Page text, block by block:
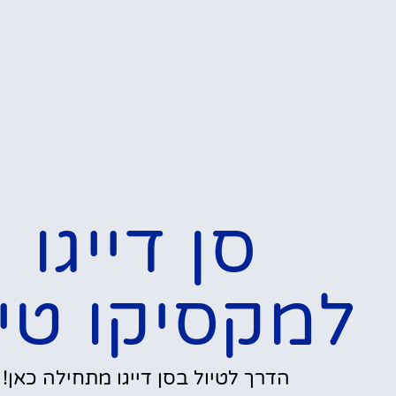
סן דייגו
למקסיקו
הדרך לטיול בסן דייגו מתחילה כאן!